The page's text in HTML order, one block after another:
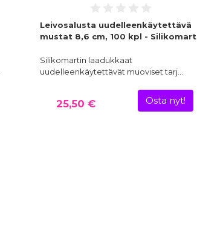
Leivosalusta uudelleenkäytettävä
mustat 8,6 cm, 100 kpl - Silikomart
Silikomartin laadukkaat
uudelleenkäytettävät muoviset tarj…
25,50 € Osta nyt!